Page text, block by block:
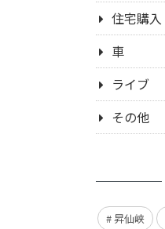
住宅購入
車
ライブ
その他
昇仙峡